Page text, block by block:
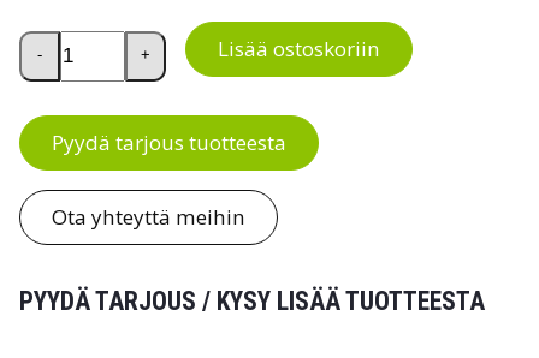
Punnitseva haarukkavaunu Rocla RHW-22 Dual Laturi
- + Lisää ostoskoriin
Pyydä tarjous tuotteesta
Ota yhteyttä meihin
PYYDÄ TARJOUS / KYSY LISÄÄ TUOTTEESTA